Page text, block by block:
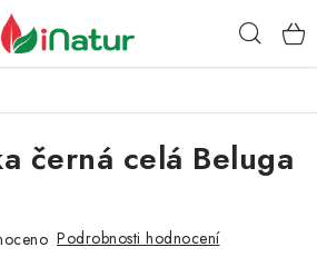
černá celá Beluga
Podrobnosti hodnocení